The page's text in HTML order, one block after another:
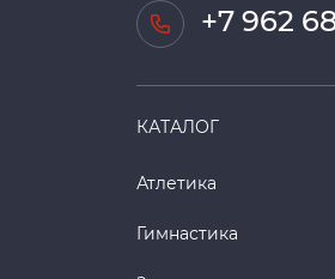
+7 962
КАТАЛОГ
Атлетика
Гимнастика